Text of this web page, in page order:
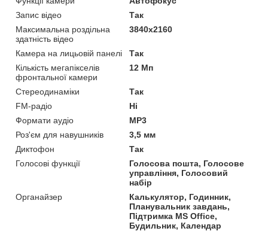
Запис відео
Так
Максимальна роздільна
здатність відео
3840x2160
Камера на лицьовій панелі
Так
Кількість мегапікселів
фронтальної камери
12 Мп
Стереодинаміки
Так
FM-радіо
Ні
Формати аудіо
MP3
Роз'єм для навушників
3,5 мм
Диктофон
Так
Голосові функції
Голосова пошта, Голосове
управління, Голосовий
набір
Органайзер
Калькулятор, Годинник,
Планувальник завдань,
Підтримка MS Office,
Будильник, Календар